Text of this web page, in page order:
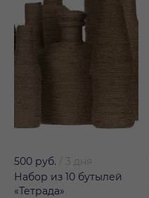
500 руб.
3 дня
Набор из 10 бутылей
«Тетрада»